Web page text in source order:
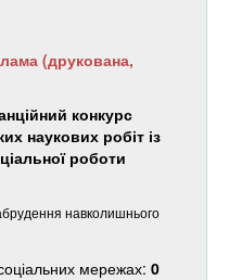
(друкована,
конкурс
наукових робіт із
роботи
навколишнього
мережах: 0